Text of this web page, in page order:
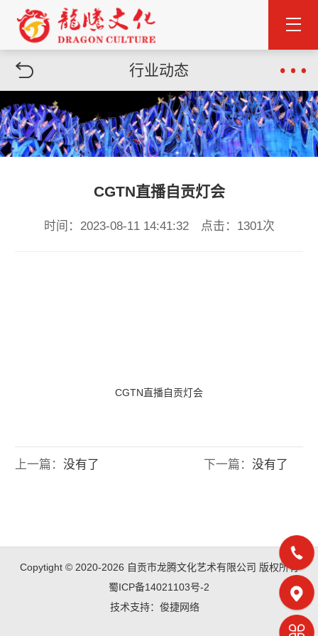
行业动态
CGTN直播自贡灯会
时间：2023-08-11 14:41:32 点击：1301次
CGTN直播自贡灯会
上一篇： 没有了 下一篇： 没有了
Copytight © 2020-2026 自贡市龙腾文化艺术有限公司 版权所有
蜀ICP备14021103号-2
技术支持：俊捷网络